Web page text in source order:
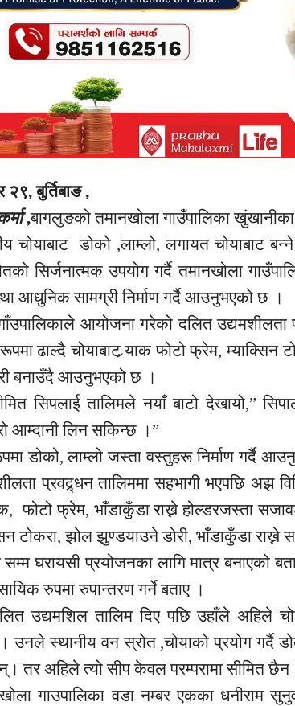
बुर्तिबाङ ,
,बागलुङकोतमानखोलागाउँपालिकाखुंखानीका
चोयाबाट डोको ,लाम्लो, लगायत चोयाबाट
सिर्जनात्मक उपयोग गर्दैतमानखोला
आधुनिक सामग्री निर्माण गर्दै आउनुभएको छ ।
आयोजना गरेको दलित उद्यमशीलता
ढाल्दै चोयाबाट र्‍याकफोटो फ्रेम, म्याक्सिन
बनाउँदै आउनुभएको छ ।
सिपलाईतालिमले नयाँ बाटो देखायो,”
आम्दानी लिन सकिन्छ ।”
डोको, लाम्लो जस्ता वस्तुहरू निर्माण गर्दै
प्रवद्र्धनतालिममा सहभागी भएपछि अझ
फोटो फ्रेम, भाँडाकुँडा राख्नेहोल्डरजस्ता
टोकरा, झोलझुण्डयाउनेडोरी, भाँडाकुँडा
घरायसी प्रयोजनका लागि मात्र बनाएको
रुपमारुपान्तरणगर्ने बताए ।
उद्यमशिलतालिम दिए पछि उहाँले अहिले
उनले स्थानीय वन स्रोत ,चोयाको प्रयोग गर्दै
तर अहिले त्यो सीप केवल परम्परामा सीमित
गाउपालिका वडा नम्बर एकका धनीराम